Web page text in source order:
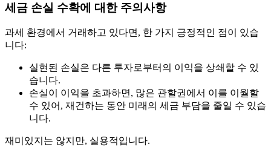
세금 손실 수확에 대한 주의사항
과세 환경에서 거래하고 있다면, 한 가지 긍정적인 점이 있습
니다:
실현된 손실은 다른 투자로부터의 이익을 상쇄할 수 있
습니다.
손실이 이익을 초과하면, 많은 관할권에서 이를 이월할
수 있어, 재건하는 동안 미래의 세금 부담을 줄일 수 있습
니다.
재미있지는 않지만, 실용적입니다.